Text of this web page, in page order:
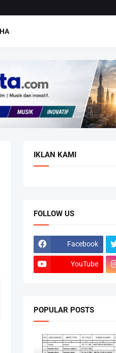
IKLAN KAMI
FOLLOW US
Facebook
YouTube
POPULAR POSTS